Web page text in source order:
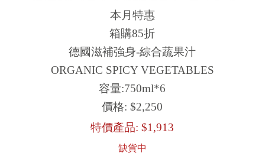
本月特惠
箱購85折
德國滋補強身-綜合蔬果汁
ORGANIC SPICY VEGETABLES
容量:750ml*6
價格: $2,250
特價產品: $1,913
缺貨中